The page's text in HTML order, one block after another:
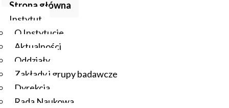
Strona główna
Instytut
O Instytucie
Aktualności
Oddziały
Zakłady i grupy badawcze
Dyrekcja
Rada Naukowa